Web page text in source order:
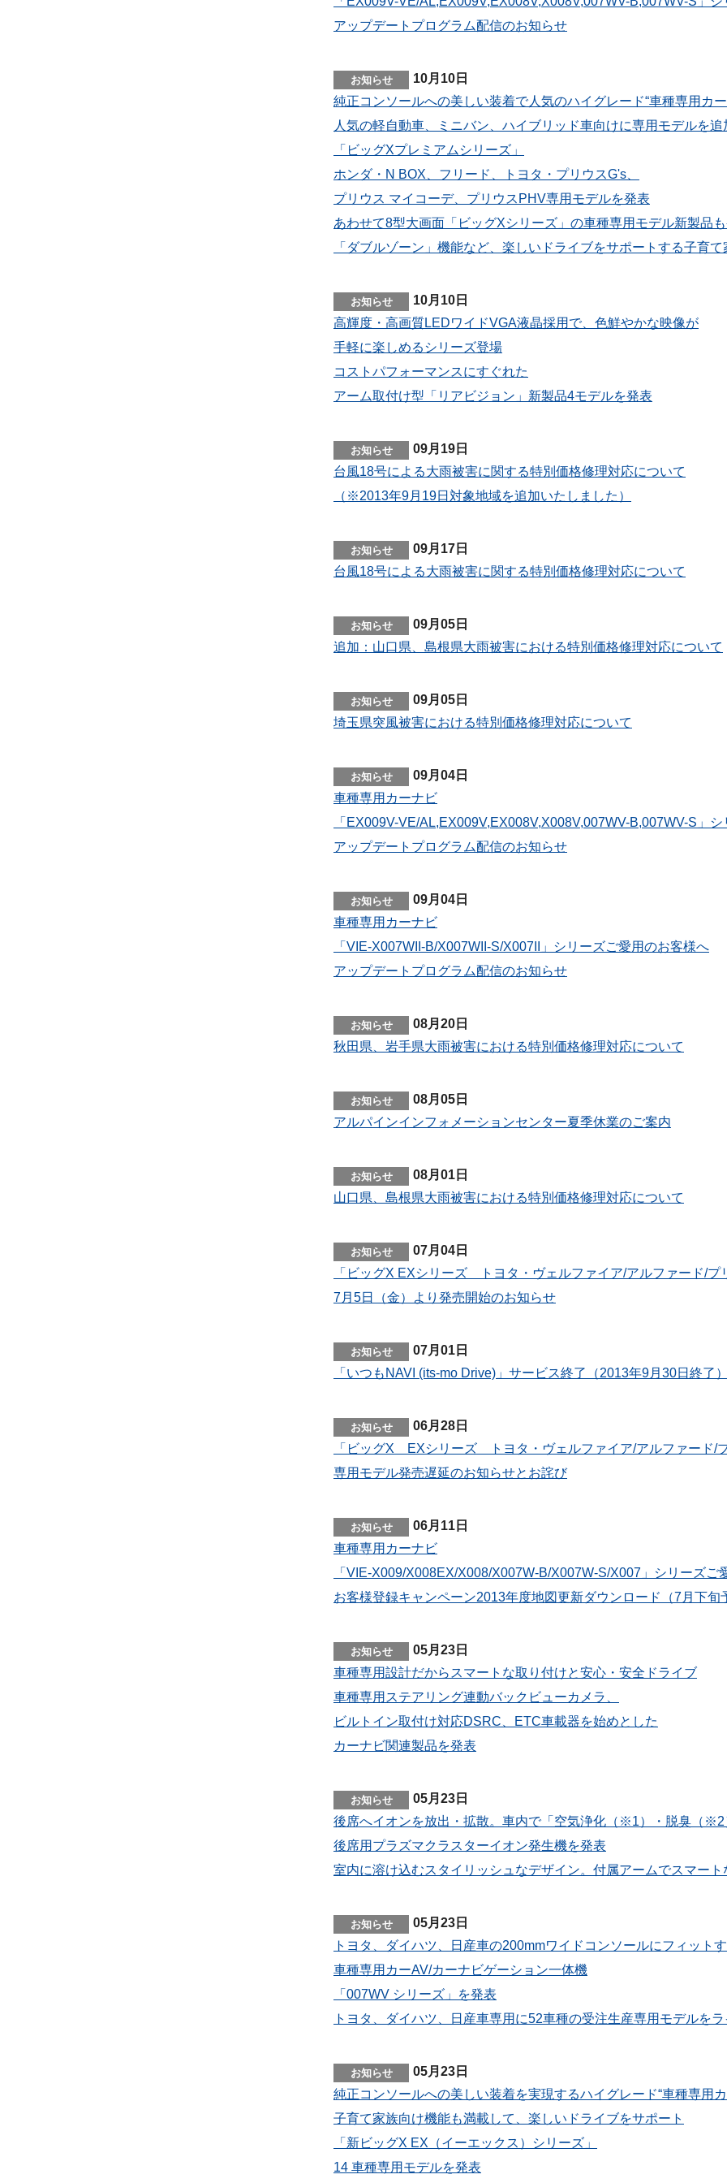
アップデートプログラム配信のお知らせ
10月10日
純正コンソールへの美しい装着で人気のハイグレード“車種専用カー
人気の軽自動車、ミニバン、ハイブリッド車向けに専用モデルを追
「ビッグXプレミアムシリーズ」
ホンダ・N BOX、フリード、トヨタ・プリウスG's、
プリウス マイコーデ、プリウスPHV専用モデルを発表
あわせて8型大画面「ビッグXシリーズ」の車種専用モデル新製品
「ダブルゾーン」機能など、楽しいドライブをサポートする子育
10月10日
高輝度・高画質LEDワイドVGA液晶採用で、色鮮やかな映像が
手軽に楽しめるシリーズ登場
コストパフォーマンスにすぐれた
アーム取付け型「リアビジョン」新製品4モデルを発表
09月19日
台風18号による大雨被害に関する特別価格修理対応について
（※2013年9月19日対象地域を追加いたしました）
09月17日
台風18号による大雨被害に関する特別価格修理対応について
09月05日
追加：山口県、島根県大雨被害における特別価格修理対応について
09月05日
埼玉県突風被害における特別価格修理対応について
09月04日
車種専用カーナビ
「EX009V-VE/AL,EX009V,EX008V,X008V,007WV-B,007WV-S」
アップデートプログラム配信のお知らせ
09月04日
車種専用カーナビ
「VIE-X007WII-B/X007WII-S/X007II」シリーズご愛用のお客様へ
アップデートプログラム配信のお知らせ
08月20日
秋田県、岩手県大雨被害における特別価格修理対応について
08月05日
アルパインインフォメーションセンター夏季休業のご案内
08月01日
山口県、島根県大雨被害における特別価格修理対応について
07月04日
「ビッグX EXシリーズ トヨタ・ヴェルファイア/アルファード/プ
7月5日（金）より発売開始のお知らせ
07月01日
「いつもNAVI (its-mo Drive)」サービス終了（2013年9月30日終了
06月28日
「ビッグX EXシリーズ トヨタ・ヴェルファイア/アルファード/プ
専用モデル発売遅延のお知らせとお詫び
06月11日
車種専用カーナビ
「VIE-X009/X008EX/X008/X007W-B/X007W-S/X007」シリーズご
お客様登録キャンペーン2013年度地図更新ダウンロード（7月下旬
05月23日
車種専用設計だからスマートな取り付けと安心・安全ドライブ
車種専用ステアリング連動バックビューカメラ、
ビルトイン取付け対応DSRC、ETC車載器を始めとした
カーナビ関連製品を発表
05月23日
後席へイオンを放出・拡散。車内で「空気浄化（※1）・脱臭（
後席用プラズマクラスターイオン発生機を発表
室内に溶け込むスタイリッシュなデザイン。付属アームでスマート
05月23日
トヨタ、ダイハツ、日産車の200mmワイドコンソールにフィット
車種専用カーAV/カーナビゲーション一体機
「007WV シリーズ」を発表
トヨタ、ダイハツ、日産車専用に52車種の受注生産専用モデルを
05月23日
純正コンソールへの美しい装着を実現するハイグレード“車種専用
子育て家族向け機能も満載して、楽しいドライブをサポート
「新ビッグX EX（イーエックス）シリーズ」
14 車種専用モデルを発表